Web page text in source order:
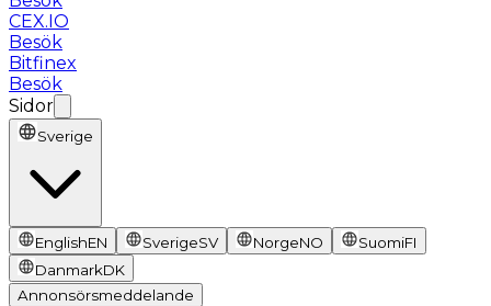
CEX.IO
Besök
Bitfinex
Besök
Sidor
Sverige
EnglishEN SverigeSV NorgeNO SuomiFI
DanmarkDK
Annonsörsmeddelande